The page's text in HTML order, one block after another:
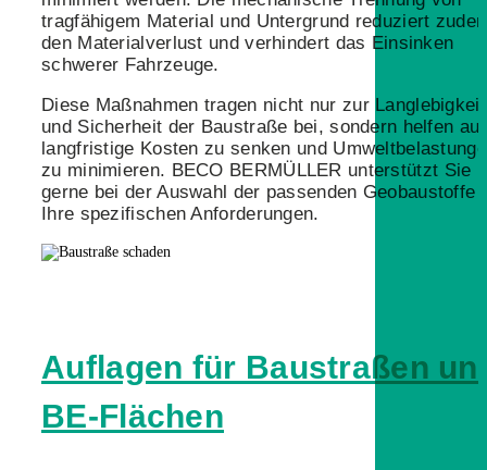
tragfähigem Material und Untergrund reduziert
den Materialverlust und verhindert das Einsinken
schwerer Fahrzeuge.
Diese Maßnahmen tragen nicht nur zur Langlebigkeit
und Sicherheit der Baustraße bei, sondern helfen
langfristige Kosten zu senken und
zu minimieren. BECO BERMÜLLER unterstützt Sie
gerne bei der Auswahl der passenden Geobaustoffe
Ihre spezifischen Anforderungen.
Auflagen für Baustraßen
BE-Flächen